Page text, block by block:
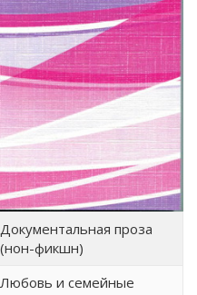
Документальная проза
(нон-фикшн)
Любовь и семейные